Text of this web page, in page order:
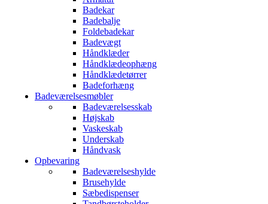
Badekar
Badebalje
Foldebadekar
Badevægt
Håndklæder
Håndklædeophæng
Håndklædetørrer
Badeforhæng
Badeværelsesmøbler
Badeværelsesskab
Højskab
Vaskeskab
Underskab
Håndvask
Opbevaring
Badeværelseshylde
Brusehylde
Sæbedispenser